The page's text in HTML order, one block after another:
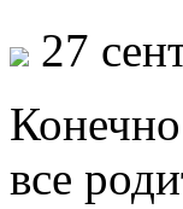
27
все